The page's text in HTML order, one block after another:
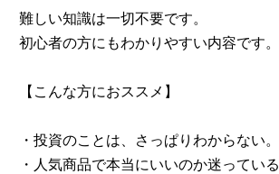
難しい知識は一切不要です。
初心者の方にもわかりやすい内容です。
【こんな方におススメ】
・投資のことは、さっぱりわからない。
・人気商品で本当にいいのか迷っている